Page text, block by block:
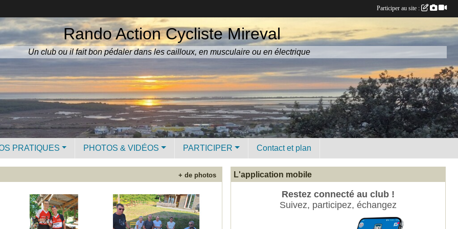
Rando Action Cycliste Mireval
Un club ou il fait bon pédaler dans les cailloux, en musculaire ou en électrique
PRATIQUES PHOTOS & VIDÉOS PARTICIPER Contact et plan
+ de photos L'application mobile
Restez connecté au club !
Suivez, participez, échangez
Participer au site :